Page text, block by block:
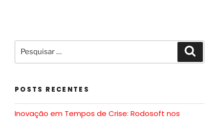
POSTS RECENTES
Inovação em Tempos de Crise: Rodosoft nos